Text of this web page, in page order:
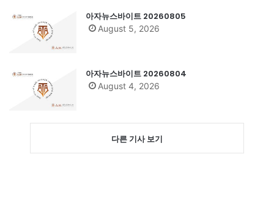
아자뉴스바이트 20260805
August 5, 2026
아자뉴스바이트 20260804
August 4, 2026
다른 기사 보기